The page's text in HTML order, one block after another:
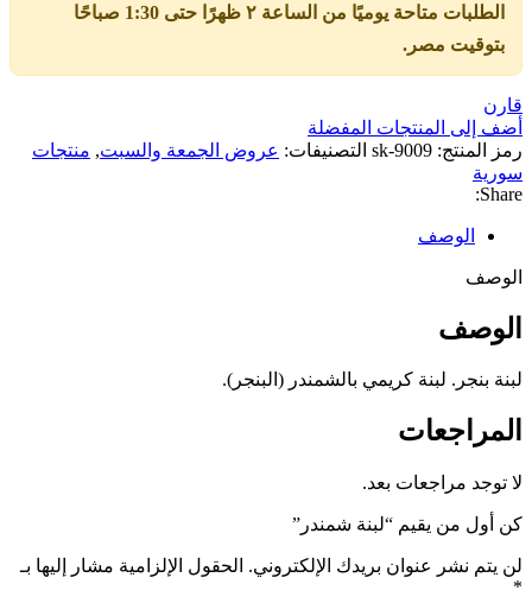
الطلبات متاحة يوميًا من الساعة ٢ ظهرًا حتى 1:30 صباحًا
بتوقيت مصر.
قارن
أضف إلى المنتجات المفضلة
رمز المنتج: sk-9009 التصنيفات: عروض الجمعة والسبت, منتجات
سورية
Share:
الوصف
الوصف
الوصف
لبنة بنجر. لبنة كريمي بالشمندر (البنجر).
المراجعات
لا توجد مراجعات بعد.
كن أول من يقيم “لبنة شمندر”
لن يتم نشر عنوان بريدك الإلكتروني. الحقول الإلزامية مشار إليها بـ
*